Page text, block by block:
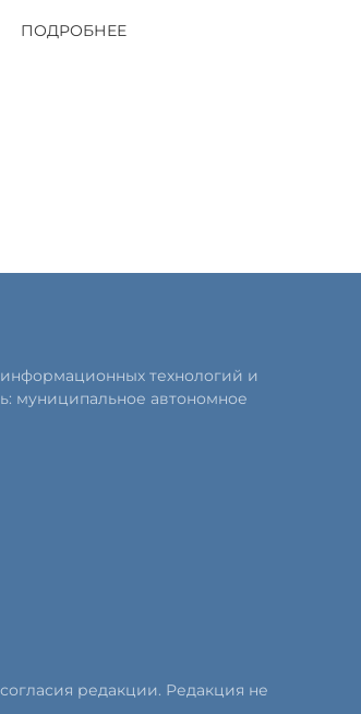
ПОДРОБНЕЕ
технологий и
муниципальное автономное
редакции. Редакция не